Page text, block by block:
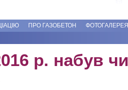
ПРО ГАЗОБЕТОН ФОТОГАЛЕРЕЯ
р. набув